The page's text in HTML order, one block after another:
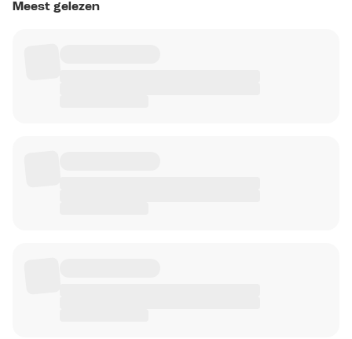
Meest gelezen